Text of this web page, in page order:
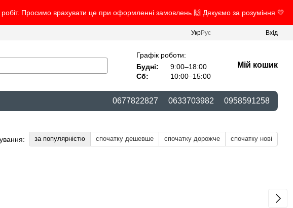
Просимо врахувати це при оформленні замовлень 🙌 Дякуємо за розуміння 💛
УкрРус Вхід
Графік роботи:
Будні:
9:00–18:00
Сб:
10:00–15:00
Мій кошик
0677822827 0633703982 0958591258
за популярністю спочатку дешевше спочатку дорожче спочатку нові